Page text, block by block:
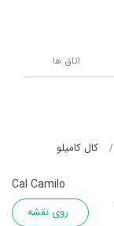
اتاق ها
کال کامیلو
Cal Camilo
روی نقشه